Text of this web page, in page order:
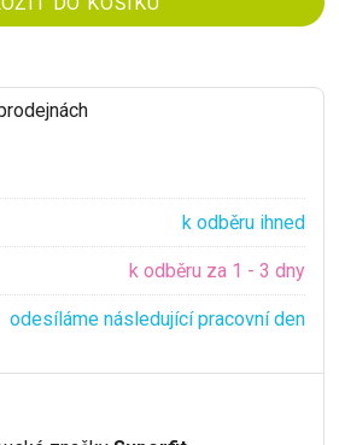
k odběru ihned
k odběru za 1 - 3 dny
odesíláme následující pracovní den